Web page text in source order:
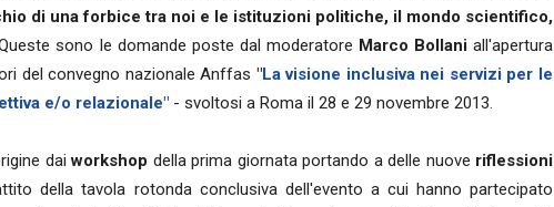
di una forbice tra noi e le istituzioni politiche, il mondo scientifico,
sono le domande poste dal moderatore Marco Bollaniall'apertura
del convegno nazionale Anffas "La visione inclusiva nei servizi per le
e/o relazionale" - svoltosi a Roma il 28 e 29 novembre 2013.
daiworkshop della prima giornata portando a delle nuove riflessioni
della tavola rotonda conclusiva dell'evento a cui hanno partecipato